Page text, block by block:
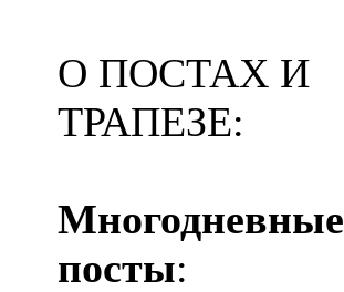
О ПОСТАХ И
ТРАПЕЗЕ:
Многодневные
посты: